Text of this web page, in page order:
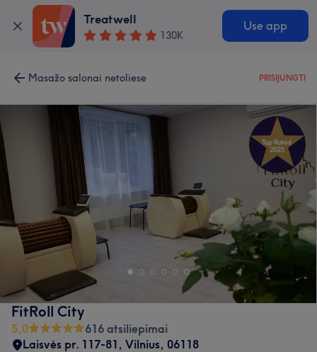
Treatwell
130K
Use app
Masažo salonai netoliese PRISIJUNGTI
FitRoll City
5,0
616 atsiliepimai
Laisvės pr. 117-81, Vilnius, 06118